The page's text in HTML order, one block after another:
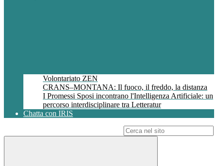
Volontariato ZEN
CRANS–MONTANA: Il fuoco, il freddo, la distanza
I Promessi Sposi incontrano l'Intelligenza Artificiale: un
percorso interdisciplinare tra Letteratur
Chatta con IRIS